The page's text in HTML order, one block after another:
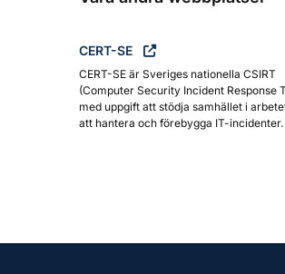
CERT-SE
CERT-SE är Sveriges nationella CSIRT
(Computer Security Incident Response
med uppgift att stödja samhället i
att hantera och förebygga IT-incidenter.